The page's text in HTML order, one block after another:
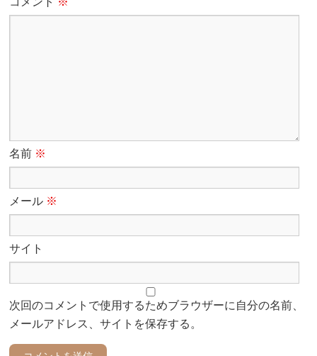
名前 ※
メール ※
サイト
次回のコメントで使用するためブラウザーに自分の名前、
メールアドレス、サイトを保存する。